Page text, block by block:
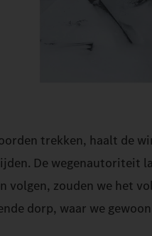
trekken, haalt de
De wegenautoriteit
volgen, zouden we het
dorp, waar we